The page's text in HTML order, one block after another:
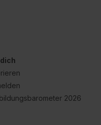
2026